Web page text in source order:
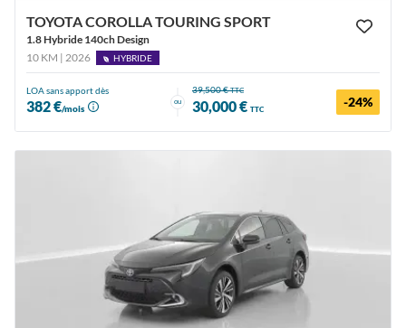
TOYOTA COROLLA TOURING SPORT
1.8 Hybride 140ch Design
10 KM | 2026
HYBRIDE
LOA sans apport dès
382 €/mois
ou
39,500 €TTC
30,000 € TTC -24%